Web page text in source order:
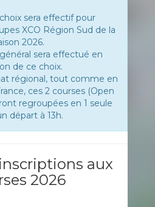
sera effectif pour
XCO Région Sud de la
2026.
sera effectué en
de ce choix.
régional, tout comme en
ces 2 courses (Open
regroupées en 1 seule
départ à 13h.
aux
2026